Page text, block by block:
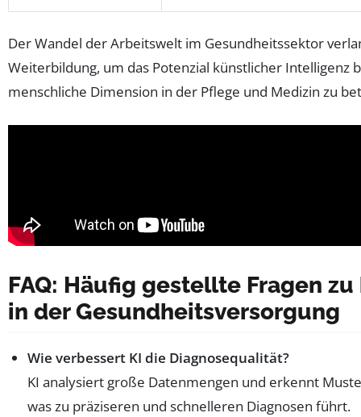
Der Wandel der Arbeitswelt im Gesundheitssektor
Weiterbildung, um das Potenzial künstlicher Intelligenz
menschliche Dimension in der Pflege und Medizin zu
FAQ: Häufig gestellte Fragen
in der Gesundheitsversorgung
Wie verbessert KI die Diagnosequalität?
KI analysiert große Datenmengen und erkennt
was zu präziseren und schnelleren Diagnosen führt.